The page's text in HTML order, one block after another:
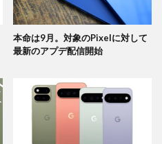
本命は9月。対象のPixelに対して
最新のアプデ配信開始